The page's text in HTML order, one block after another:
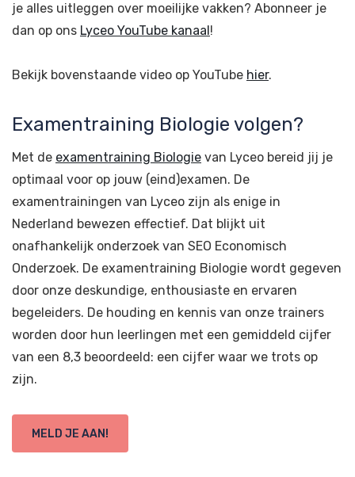
je alles uitleggen over moeilijke vakken? Abonneer je
dan op ons Lyceo YouTube kanaal!
Bekijk bovenstaande video op YouTube hier.
Examentraining Biologie volgen?
Met de examentraining Biologie van Lyceo bereid jij je
optimaal voor op jouw (eind)examen. De
examentrainingen van Lyceo zijn als enige in
Nederland bewezen effectief. Dat blijkt uit
onafhankelijk onderzoek van SEO Economisch
Onderzoek. De examentraining Biologie wordt gegeven
door onze deskundige, enthousiaste en ervaren
begeleiders. De houding en kennis van onze trainers
worden door hun leerlingen met een gemiddeld cijfer
van een 8,3 beoordeeld: een cijfer waar we trots op
zijn.
MELD JE AAN!